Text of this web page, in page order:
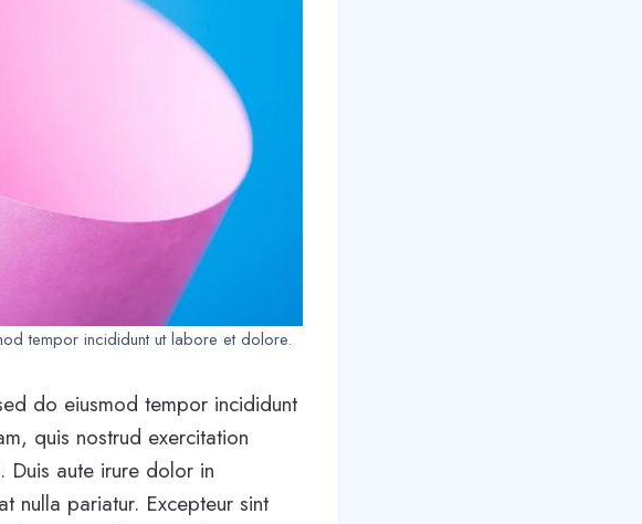
tempor incididunt ut labore et dolore.
do eiusmod tempor incididunt
quis nostrud exercitation
Duis aute irure dolor in
nulla pariatur. Excepteur sint